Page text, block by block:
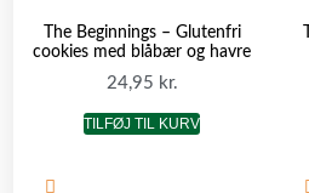
The Beginnings – Glutenfri
cookies med blåbær og havre
24,95 kr.
TILFØJ TIL KURV